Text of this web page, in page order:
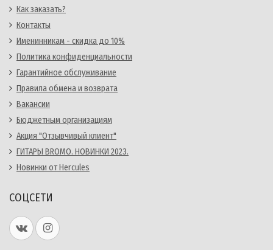
Как заказать?
Контакты
Именинникам - скидка до 10%
Политика конфиденциальности
Гарантийное обслуживание
Правила обмена и возврата
Вакансии
Бюджетным организациям
Акция "Отзывчивый клиент"
ГИТАРЫ BROMO. НОВИНКИ 2023.
Новинки от Hercules
СОЦСЕТИ